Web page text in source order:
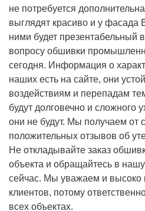
не потребуется
выглядят красиво и у фасада
ними будет презентабельный
вопросу обшивки
сегодня. Информация о
наших есть на сайте, они
воздействиям и перепадам
будут долговечно и сложного
они не будут. Мы получаем от
положительных отзывов об
Не откладывайте заказ
объекта и обращайтесь в
сейчас. Мы уважаем и высоко
клиентов, потому
всех объектах.